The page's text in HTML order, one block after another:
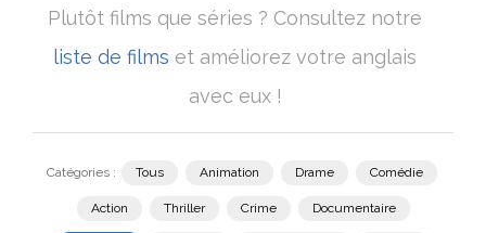
Plutôt films que séries ? Consultez notre
liste de films et améliorez votre anglais
avec eux !
Catégories : Tous Animation Drame Comédie
Action Thriller Crime Documentaire